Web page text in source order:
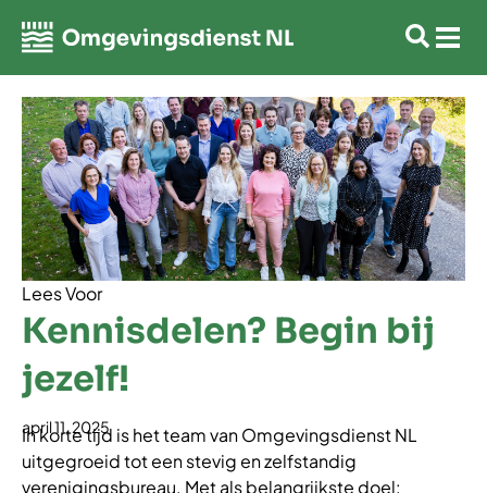
Lees Voor
Kennisdelen? Begin bij
jezelf!
april 11, 2025
In korte tijd is het team van Omgevingsdienst NL
uitgegroeid tot een stevig en zelfstandig
verenigingsbureau. Met als belangrijkste doel: